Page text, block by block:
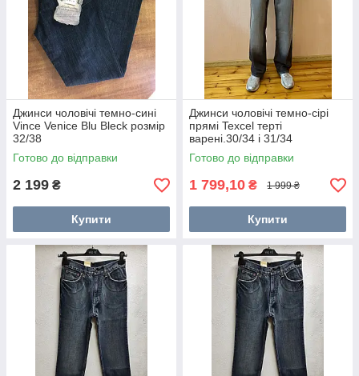
Джинси чоловічі темно-сині
Vince Venice Blu Bleck розмір
32/38
Готово до відправки
2 199 ₴
Купити
Джинси чоловічі темно-сірі
прямі Texcel терті
варені.30/34 і 31/34
Готово до відправки
1 799,10 ₴ 1 999 ₴
Купити